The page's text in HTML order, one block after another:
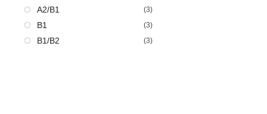
A2/B1 (3)
B1 (3)
B1/B2 (3)